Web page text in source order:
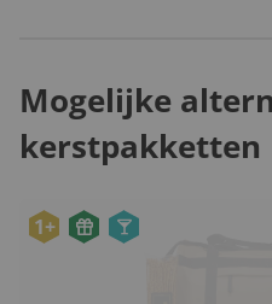
Mogelijke
kerstpakketten
1+